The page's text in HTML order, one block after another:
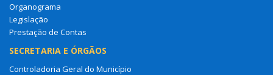
Organograma
Legislação
Prestação de Contas
SECRETARIA E ÓRGÃOS
Controladoria Geral do Município